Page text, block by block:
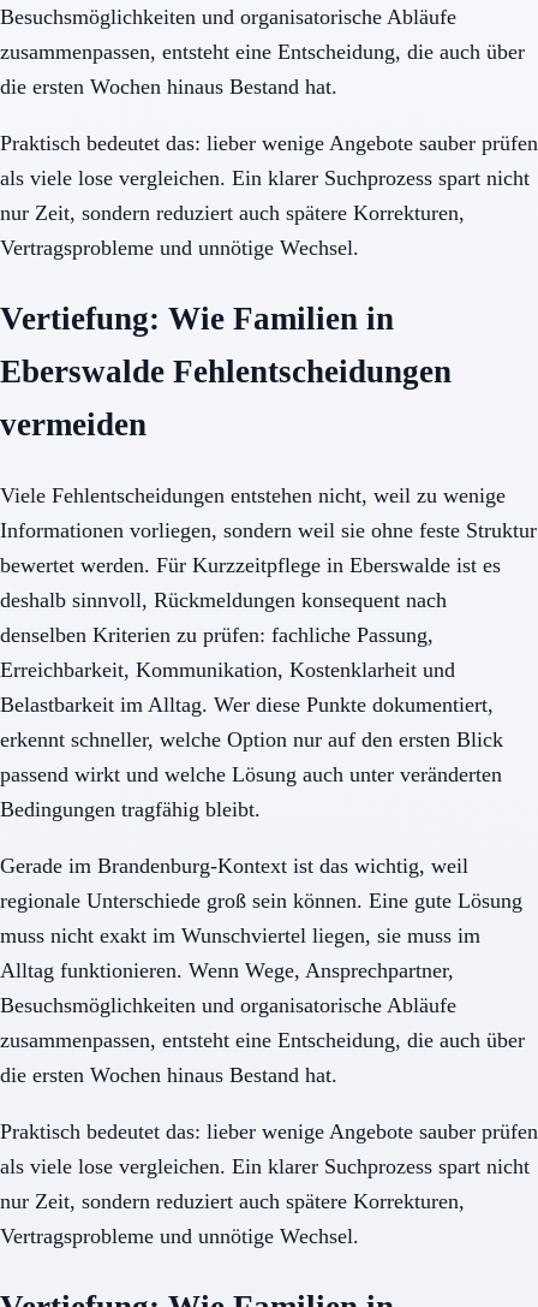
Besuchsmöglichkeiten und organisatorische Abläufe
zusammenpassen, entsteht eine Entscheidung, die auch über
die ersten Wochen hinaus Bestand hat.
Praktisch bedeutet das: lieber wenige Angebote sauber prüfen
als viele lose vergleichen. Ein klarer Suchprozess spart nicht
nur Zeit, sondern reduziert auch spätere Korrekturen,
Vertragsprobleme und unnötige Wechsel.
Vertiefung: Wie Familien in
Eberswalde Fehlentscheidungen
vermeiden
Viele Fehlentscheidungen entstehen nicht, weil zu wenige
Informationen vorliegen, sondern weil sie ohne feste Struktur
bewertet werden. Für Kurzzeitpflege in Eberswalde ist es
deshalb sinnvoll, Rückmeldungen konsequent nach
denselben Kriterien zu prüfen: fachliche Passung,
Erreichbarkeit, Kommunikation, Kostenklarheit und
Belastbarkeit im Alltag. Wer diese Punkte dokumentiert,
erkennt schneller, welche Option nur auf den ersten Blick
passend wirkt und welche Lösung auch unter veränderten
Bedingungen tragfähig bleibt.
Gerade im Brandenburg-Kontext ist das wichtig, weil
regionale Unterschiede groß sein können. Eine gute Lösung
muss nicht exakt im Wunschviertel liegen, sie muss im
Alltag funktionieren. Wenn Wege, Ansprechpartner,
Besuchsmöglichkeiten und organisatorische Abläufe
zusammenpassen, entsteht eine Entscheidung, die auch über
die ersten Wochen hinaus Bestand hat.
Praktisch bedeutet das: lieber wenige Angebote sauber prüfen
als viele lose vergleichen. Ein klarer Suchprozess spart nicht
nur Zeit, sondern reduziert auch spätere Korrekturen,
Vertragsprobleme und unnötige Wechsel.